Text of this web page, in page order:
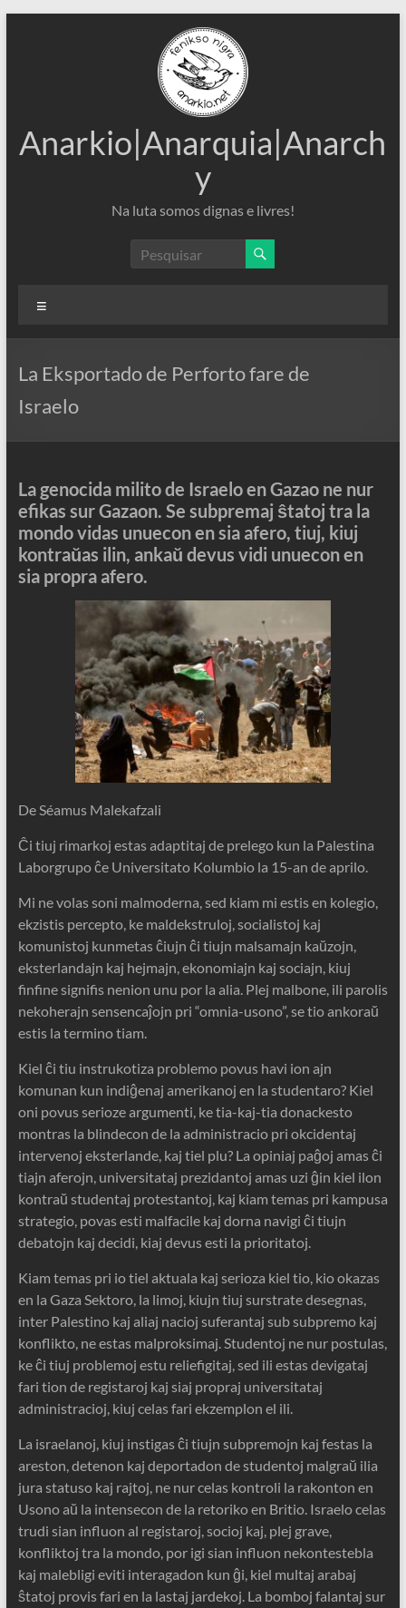
Anarkio|Anarquia|Anarch
y
Na luta somos dignas e livres!
La Eksportado de Perforto fare de
Israelo
La genocida milito de Israelo en Gazao ne nur
efikas sur Gazaon. Se subpremaj ŝtatoj tra la
mondo vidas unuecon en sia afero, tiuj, kiuj
kontraŭas ilin, ankaŭ devus vidi unuecon en
sia propra afero.
De Séamus Malekafzali
Ĉi tiuj rimarkoj estas adaptitaj de prelego kun la Palestina
Laborgrupo ĉe Universitato Kolumbio la 15-an de aprilo.
Mi ne volas soni malmoderna, sed kiam mi estis en kolegio,
ekzistis percepto, ke maldekstruloj, socialistoj kaj
komunistoj kunmetas ĉiujn ĉi tiujn malsamajn kaŭzojn,
eksterlandajn kaj hejmajn, ekonomiajn kaj sociajn, kiuj
finfine signifis nenion unu por la alia. Plej malbone, ili parolis
nekoherajn sensencaĵojn pri “omnia-usono”, se tio ankoraŭ
estis la termino tiam.
Kiel ĉi tiu instrukotiza problemo povus havi ion ajn
komunan kun indiĝenaj amerikanoj en la studentaro? Kiel
oni povus serioze argumenti, ke tia-kaj-tia donackesto
montras la blindecon de la administracio pri okcidentaj
intervenoj eksterlande, kaj tiel plu? La opiniaj paĝoj amas ĉi
tiajn aferojn, universitataj prezidantoj amas uzi ĝin kiel ilon
kontraŭ studentaj protestantoj, kaj kiam temas pri kampusa
strategio, povas esti malfacile kaj dorna navigi ĉi tiujn
debatojn kaj decidi, kiaj devus esti la prioritatoj.
Kiam temas pri io tiel aktuala kaj serioza kiel tio, kio okazas
en la Gaza Sektoro, la limoj, kiujn tiuj surstrate desegnas,
inter Palestino kaj aliaj nacioj suferantaj sub subpremo kaj
konflikto, ne estas malproksimaj. Studentoj ne nur postulas,
ke ĉi tiuj problemoj estu reliefigitaj, sed ili estas devigataj
fari tion de registaroj kaj siaj propraj universitataj
administracioj, kiuj celas fari ekzemplon el ili.
La israelanoj, kiuj instigas ĉi tiujn subpremojn kaj festas la
areston, detenon kaj deportadon de studentoj malgraŭ ilia
jura statuso kaj rajtoj, ne nur celas kontroli la rakonton en
Usono aŭ la intensecon de la retoriko en Britio. Israelo celas
trudi sian influon al registaroj, socioj kaj, plej grave,
konfliktoj tra la mondo, por igi sian influon nekontestebla
kaj malebligi eviti interagadon kun ĝi, kiel multaj arabaj
ŝtatoj provis fari en la lastaj jardekoj. La bomboj falantaj sur